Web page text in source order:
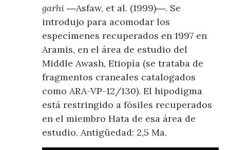
garhi ―Asfaw, et al. (1999)―. Se
introdujo para acomodar los
especímenes recuperados en 1997 en
Aramis, en el área de estudio del
Middle Awash, Etiopía (se trataba de
fragmentos craneales catalogados
como ARA-VP-12/130). El hipodigma
está restringido a fósiles recuperados
en el miembro Hata de esa área de
estudio. Antigüedad: 2,5 Ma.